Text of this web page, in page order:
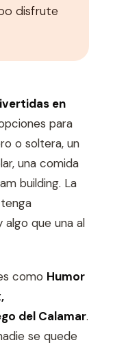
disfrute
en
para
o soltera, un
una comida
building. La
que una al
como Humor
del Calamar.
se quede